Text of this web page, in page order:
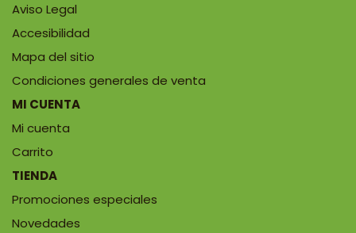
Aviso Legal
Accesibilidad
Mapa del sitio
Condiciones generales de venta
MI CUENTA
Mi cuenta
Carrito
TIENDA
Promociones especiales
Novedades